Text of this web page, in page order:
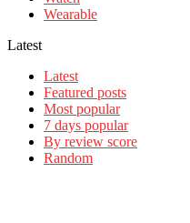
Wearable
Latest
Latest
Featured posts
Most popular
7 days popular
By review score
Random